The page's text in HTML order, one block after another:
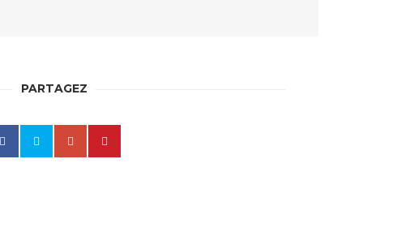
PARTAGEZ